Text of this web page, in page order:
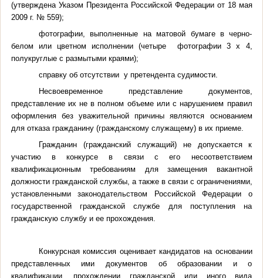
(утверждена Указом Президента Российской Федерации от 18 мая
2009 г. № 559);
фотографии, выполненные на матовой бумаге в черно-
белом или цветном исполнении (четыре фотографии 3 х 4,
полукруглые с размытыми краями);
справку об отсутствии у претендента судимости.
Несвоевременное представление документов,
представление их не в полном объеме или с нарушением правил
оформления без уважительной причины являются основанием
для отказа гражданину (гражданскому служащему) в их приеме.
Гражданин (гражданский служащий) не допускается к
участию в конкурсе в связи с его несоответствием
квалификационным требованиям для замещения вакантной
должности гражданской службы, а также в связи с ограничениями,
установленными законодательством Российской Федерации о
государственной гражданской службе для поступления на
гражданскую службу и ее прохождения.
Конкурсная комиссия оценивает кандидатов на основании
представленных ими документов об образовании и о
квалификации, прохождении гражданской или иного вида